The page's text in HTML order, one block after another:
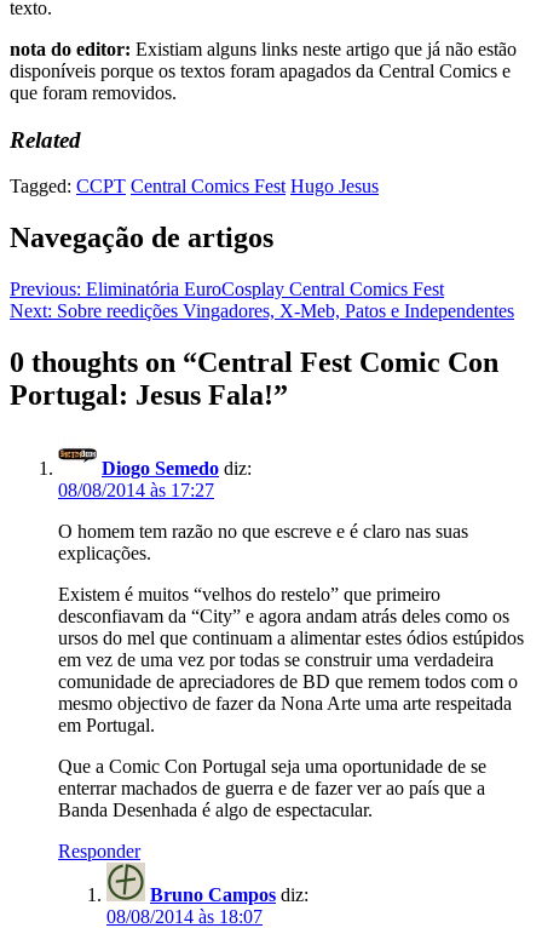
texto.
nota do editor: Existiam alguns links neste artigo que já não estão
disponíveis porque os textos foram apagados da Central Comics e
que foram removidos.
Related
Tagged: CCPT Central Comics Fest Hugo Jesus
Navegação de artigos
Previous: Eliminatória EuroCosplay Central Comics Fest
Next: Sobre reedições Vingadores, X-Meb, Patos e Independentes
0 thoughts on “Central Fest Comic Con
Portugal: Jesus Fala!”
Diogo Semedo diz:
08/08/2014 às 17:27
O homem tem razão no que escreve e é claro nas suas
explicações.
Existem é muitos “velhos do restelo” que primeiro
desconfiavam da “City” e agora andam atrás deles como os
ursos do mel que continuam a alimentar estes ódios estúpidos
em vez de uma vez por todas se construir uma verdadeira
comunidade de apreciadores de BD que remem todos com o
mesmo objectivo de fazer da Nona Arte uma arte respeitada
em Portugal.
Que a Comic Con Portugal seja uma oportunidade de se
enterrar machados de guerra e de fazer ver ao país que a
Banda Desenhada é algo de espectacular.
Responder
Bruno Campos diz:
08/08/2014 às 18:07